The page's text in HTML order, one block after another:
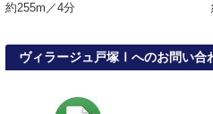
約255m／4分
ヴィラージュ戸塚Ⅰへのお問い合